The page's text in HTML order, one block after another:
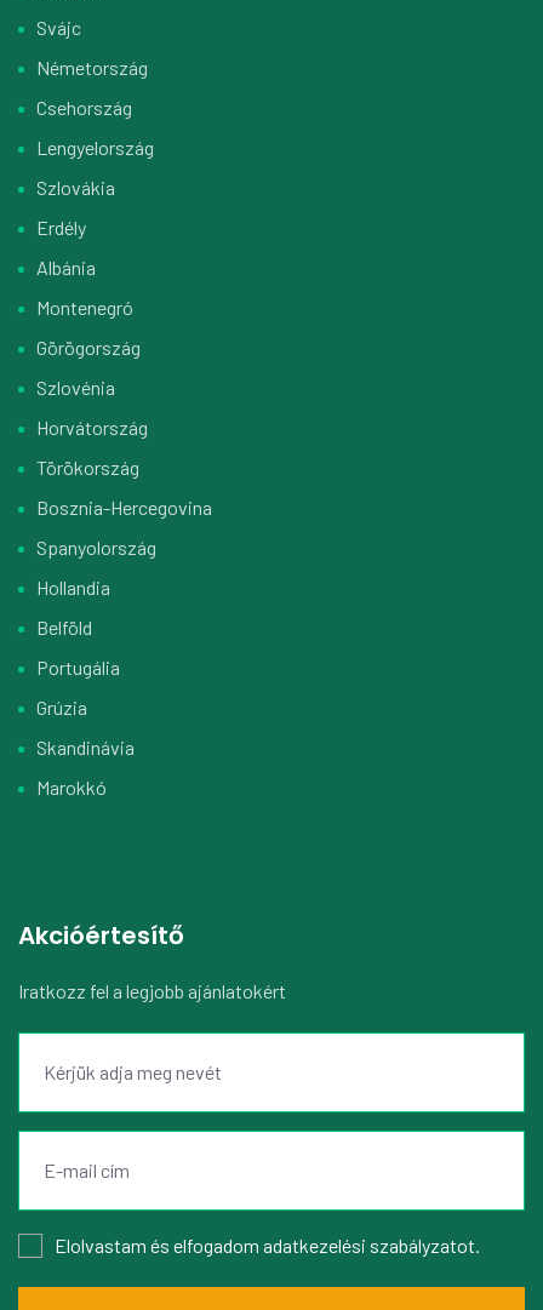
Svájc
Németország
Csehország
Lengyelország
Szlovákia
Erdély
Albánia
Montenegró
Görögország
Szlovénia
Horvátország
Törökország
Bosznia-Hercegovina
Spanyolország
Hollandia
Belföld
Portugália
Grúzia
Skandinávia
Marokkó
Akcióértesítő
Iratkozz fel a legjobb ajánlatokért
Elolvastam és elfogadom adatkezelési szabályzatot